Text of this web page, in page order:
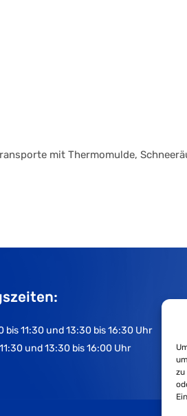
zu
mit Thermomulde,
bis 11:30 und 13:30 bis 16:30 Uhr
und 13:30 bis 16:00 Uhr